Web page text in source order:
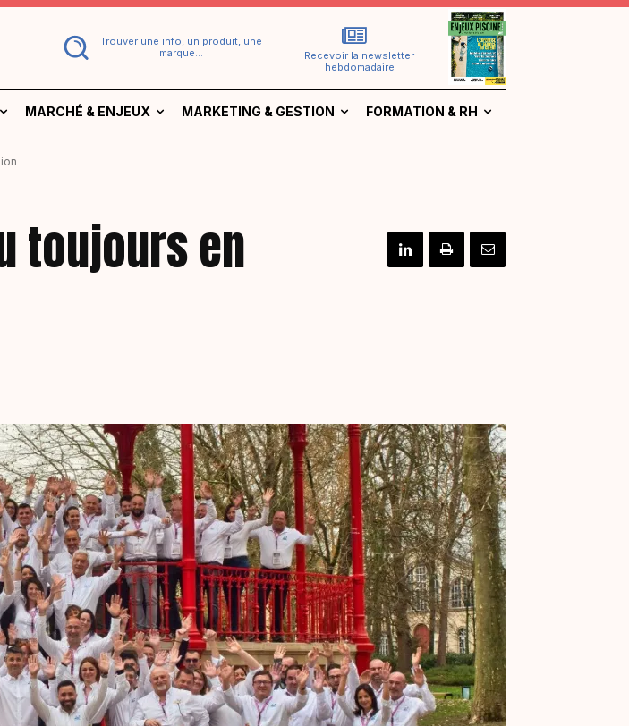
Trouver une info, un produit, une
marque...
Recevoir la newsletter
hebdomadaire
MARCHÉ & ENJEUX MARKETING & GESTION FORMATION & RH
toujours en